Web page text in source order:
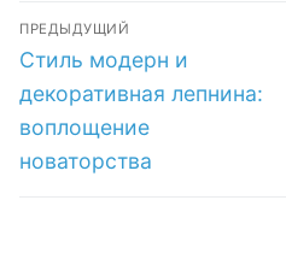
Навигация
по
записям
ПРЕДЫДУЩИЙ
Предыдущая
запись:
Стиль модерн и
декоративная лепнина:
воплощение
новаторства